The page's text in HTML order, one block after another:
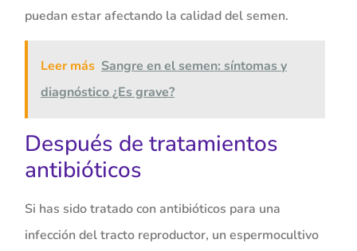
puedan estar afectando la calidad del semen.
Leer más Sangre en el semen: síntomas y
diagnóstico ¿Es grave?
Después de tratamientos
antibióticos
Si has sido tratado con antibióticos para una
infección del tracto reproductor, un espermocultivo